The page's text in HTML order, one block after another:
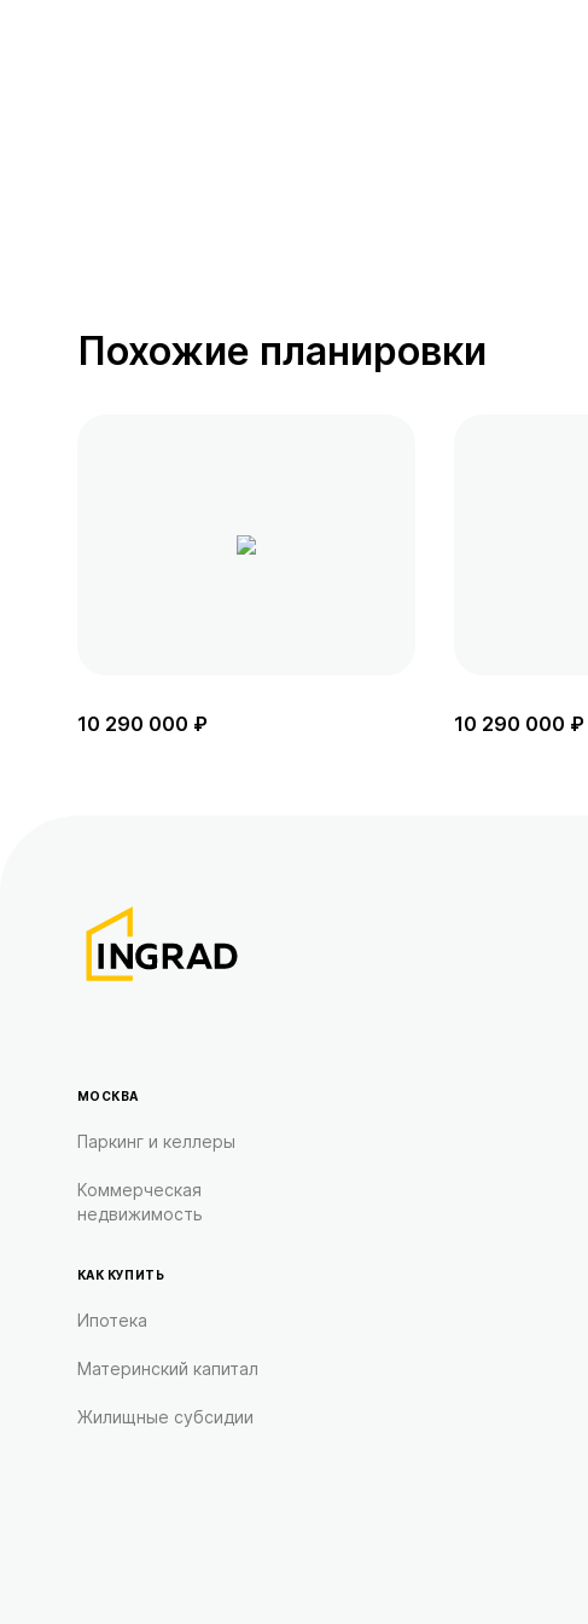
Похожие планировки
10 290 000 ₽ 10 290 000 ₽
МОСКВА
Паркинг и келлеры
Коммерческая
недвижимость
КАК КУПИТЬ
Ипотека
Материнский капитал
Жилищные субсидии